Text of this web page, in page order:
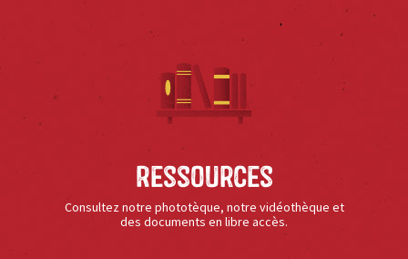
Ressources
Consultez notre phototèque, notre vidéothèque et
des documents en libre accès.